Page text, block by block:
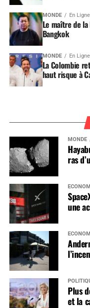
MONDE En
Le maître de
Bangkok
MONDE En
La Colombie
haut risque à
MONDE
ras
une
Plus
et la